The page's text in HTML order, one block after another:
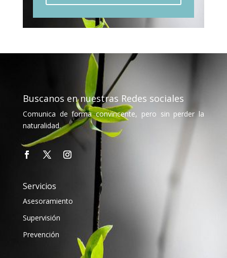
Buscanos en nuestras Redes sociales
Comunica de forma convincente, pero sin perder la
naturalidad.
Servicios
Asesoramiento
Supervisión
Prevención